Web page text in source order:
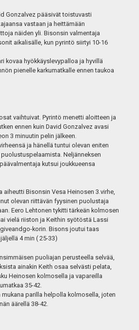
Gonzalvez pääsivät toistuvasti
vastaan ja heittämään
näiden yli. Bisonsin valmentaja
aikalisälle, kun pyrintö siirtyi 10-16
kovaa hyökkäyslevypalloa ja hyvillä
pienelle karkumatkalle ennen taukoa
vaihtuivat. Pyrintö menetti aloitteen ja
ennen kuin David Gonzalvez avasi
3 minuutin pelin jälkeen.
ja hänellä tuntui olevan eniten
Neljänneksen
kutsui joukkueensa
aiheutti Bisonsin Vesa Heinosen 3.virhe,
olevan riittävän fyysinen puolustaja
Eero Lehtonen tykitti tärkeän kolmosen
vielä riiston ja Keithin syötöstä Lassi
korin. Bisons joutui taas
4 min ( 25-33)
puoliajan perusteella selvää,
ainakin Keith osaa selvästi pelata,
Heinosen kolmosella ja vapareilla
35-42.
parilla helpolla kolmosella, joten
äärellä 38-42.